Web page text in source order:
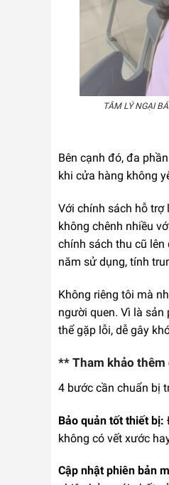
TÂM LÝ NGẠI
Bên cạnh đó, đa
khi cửa hàng không
Với chính sách hỗ trợ
không chênh nhiều
chính sách thu cũ
năm sử dụng, tính
Không riêng tôi mà
người quen. Vì là
thể gặp lỗi, dễ gây
** Tham khảo thêm
4 bước cần chuẩn bị
Bảo quản tốt thiết bị:
không có vết xước
Cập nhật phiên bản